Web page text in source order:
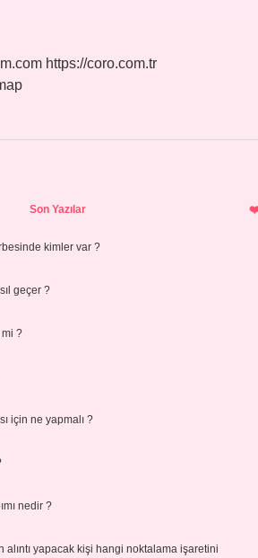
https://coro.com.tr
Son Yazılar
kimler var ?
geçer ?
?
için ne yapmalı ?
nedir ?
alıntı yapacak kişi hangi noktalama işaretini